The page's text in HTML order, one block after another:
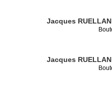
Jacques
Jacques